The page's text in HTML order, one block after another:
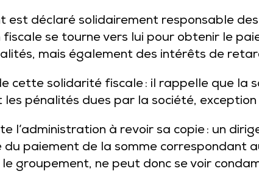
est déclaré solidairement responsable
fiscale se tourne vers lui pour obtenir le
mais également des intérêts de
cette solidarité fiscale : il rappelle que la
les pénalités dues par la société,
l’administration à revoir sa copie : un
paiement de la somme correspondant
groupement, ne peut donc se voir